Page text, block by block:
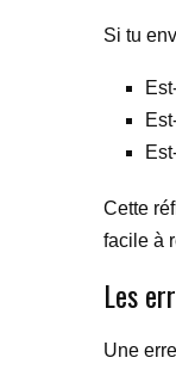
Si tu
Cette
facile à
Les
Une